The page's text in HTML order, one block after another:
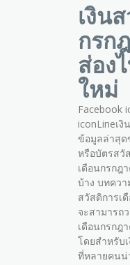
เงิน
กรก
ส่อง
ใหม่
Facebook
iconLineเ
ข้อมูลล่าสุด
หรือบัตรสวั
เดือนกรกฎ
บ้าง บทคว
สวัสดิการเ
จะสามารถ
เดือนกรกฎ
โดยสำหรับ
ที่หลายคนน่